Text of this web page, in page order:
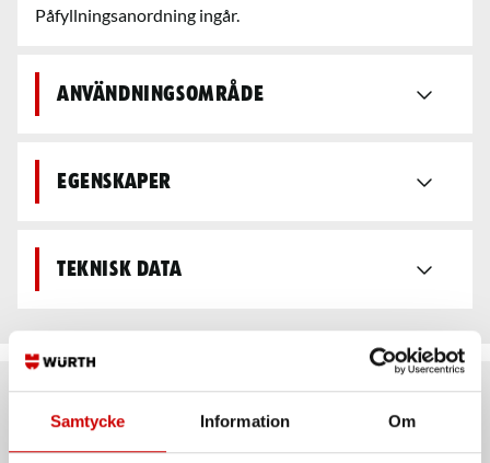
Samtycke Information Om
Påfyllningsanordning ingår.
Användningsområde
Egenskaper
Teknisk data
Rekommenderat baserat på vald produkt